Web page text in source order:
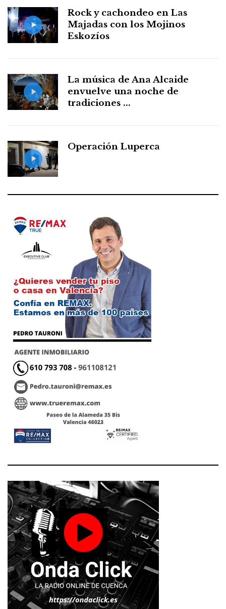
Rock y cachondeo en Las
Majadas con los Mojinos
Eskozíos
La música de Ana Alcaide
envuelve una noche de
tradiciones ...
Operación Luperca